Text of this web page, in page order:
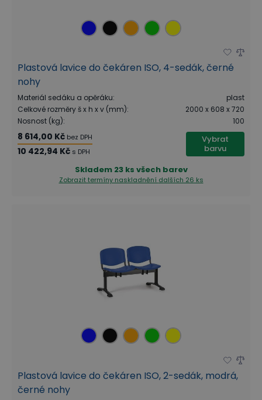
Plastová lavice do čekáren ISO, 4-sedák, černé
nohy
Materiál sedáku a opěráku:
plast
Celkové rozměry š x h x v (mm):
2000 x 608 x 720
Nosnost (kg): 100
8 614,00 Kč bez DPH
10 422,94 Kč s DPH
Vybrat
barvu
Skladem 23 ks všech barev
Zobrazit termíny naskladnění dalších 26 ks
Plastová lavice do čekáren ISO, 2-sedák, modrá,
černé nohy